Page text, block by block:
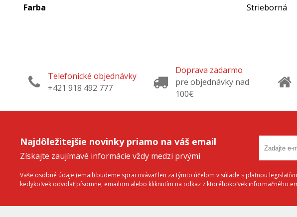
Farba Strieborná
Telefonické objednávky
+421 918 492 777
Doprava zadarmo
pre objednávky nad
100€
Najdôležitejšie novinky priamo na váš email
Získajte zaujímavé informácie vždy medzi prvými
Vaše osobné údaje (email) budeme spracovávať len za týmto účelom v súlade s platnou
kedykoľvek odvolať písomne, emailom alebo kliknutím na odkaz z ktoréhokoľvek informačného